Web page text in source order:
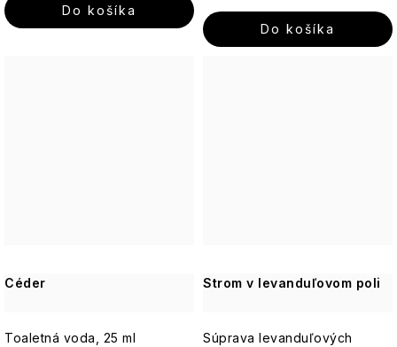
Do košíka
Do košíka
Céder
Toaletná voda, 25 ml
Strom v levanduľovom poli
Súprava levanduľových